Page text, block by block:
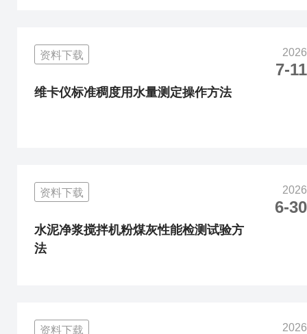
资料下载 2026
7-11
维卡仪标准稠度用水量测定操作方法
资料下载 2026
6-30
水泥净浆搅拌机粉煤灰性能检测试验方
法
资料下载 2026